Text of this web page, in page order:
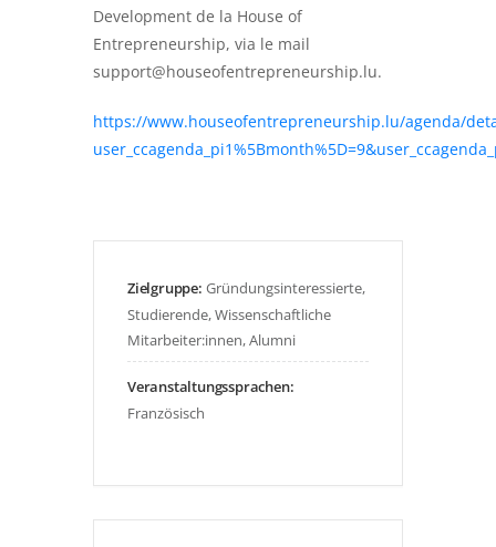
Development de la House of
Entrepreneurship, via le mail
support@houseofentrepreneurship.lu.
https://www.houseofentrepreneurship.lu/agenda/
Zielgruppe: Gründungsinteressierte,
Studierende, Wissenschaftliche
Mitarbeiter:innen, Alumni
Veranstaltungssprachen:
Französisch